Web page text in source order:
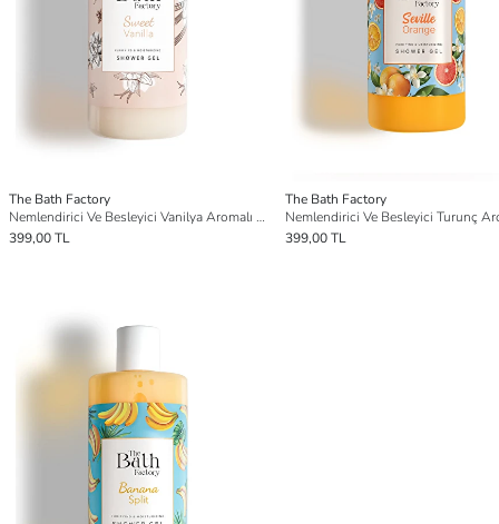
The Bath Factory
Nemlendirici Ve Besleyici Vanilya Aromalı Duş Jeli 400 ml
399,00 TL
The Bath Factory
399,00 TL